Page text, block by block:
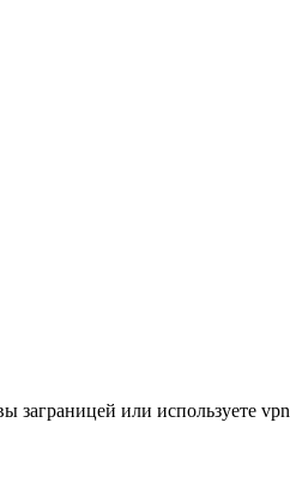
заграницей или используете vpn